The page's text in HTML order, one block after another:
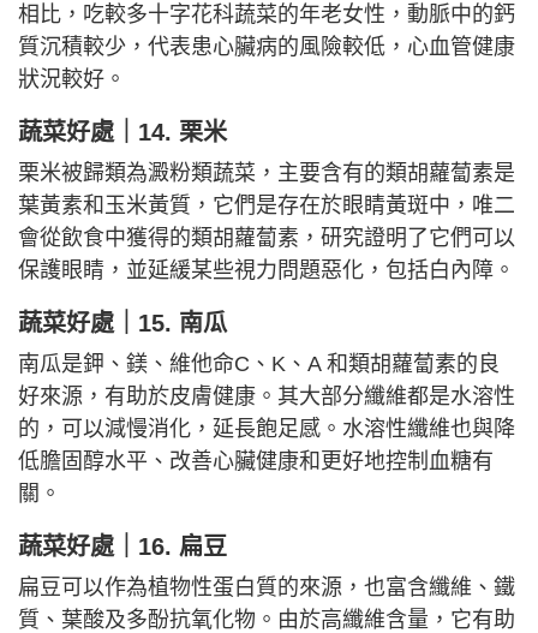
相比，吃較多十字花科蔬菜的年老女性，動脈中的鈣
質沉積較少，代表患心臟病的風險較低，心血管健康
狀況較好。
蔬菜好處｜ 14. 栗米
栗米被歸類為澱粉類蔬菜，主要含有的類胡蘿蔔素是
葉黃素和玉米黃質，它們是存在於眼睛黃斑中，唯二
會從飲食中獲得的類胡蘿蔔素，研究證明了它們可以
保護眼睛，並延緩某些視力問題惡化，包括白內障。
蔬菜好處｜ 15. 南瓜
南瓜是鉀、鎂、維他命C、K、A 和類胡蘿蔔素的良
好來源，有助於皮膚健康。其大部分纖維都是水溶性
的，可以減慢消化，延長飽足感。水溶性纖維也與降
低膽固醇水平、改善心臟健康和更好地控制血糖有
關。
蔬菜好處｜ 16. 扁豆
扁豆可以作為植物性蛋白質的來源，也富含纖維、鐵
質、葉酸及多酚抗氧化物。由於高纖維含量，它有助